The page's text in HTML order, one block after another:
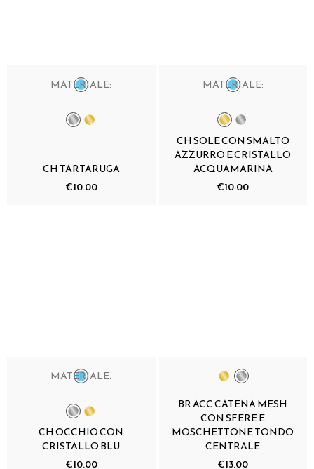
MATERIALE:
CH TARTARUGA
€10.00
MATERIALE:
CH SOLE CON SMALTO
AZZURRO E CRISTALLO
ACQUAMARINA
€10.00
MATERIALE:
CH OCCHIO CON
CRISTALLO BLU
€10.00
BR ACC CATENA MESH
CON SFERE E
MOSCHETTONE TONDO
CENTRALE
€13.00